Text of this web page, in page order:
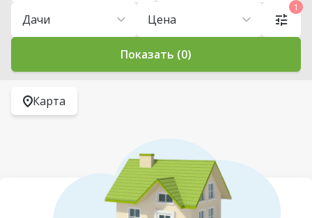
Дачи Цена
1
Показать (0)
Карта